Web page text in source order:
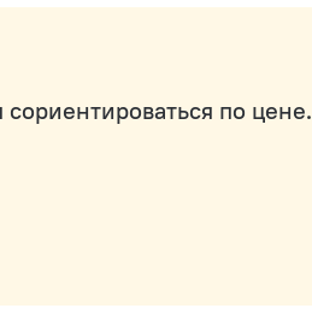
по цене.